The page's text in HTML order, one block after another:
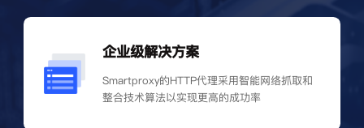
企业级解决方案
Smartproxy的HTTP代理采用智能网络抓取和
整合技术算法以实现更高的成功率